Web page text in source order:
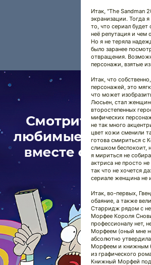
Итак, "The Sandman
экранизации. Тогда
то, что сериал будет
неё репутация и чем
Но я не теряла
было заранее
отвращения.
персонажи, взятые
Итак, что
персонажей, это
что может
Люсьен, стал
второстепенных
мифических
не так много
цвет кожи сменили
готова смириться с
слишком беспокоит,
я мириться не
актриса не просто
так что не хочется
сериале женщина не
Итак, во-первых,
обаяние, а также
Старридж рядом с
Морфее Короля
профессионалу нет,
Морфеем (оный мне
абсолютно
Морфеем и книжным
из графического
Книжный Морфей